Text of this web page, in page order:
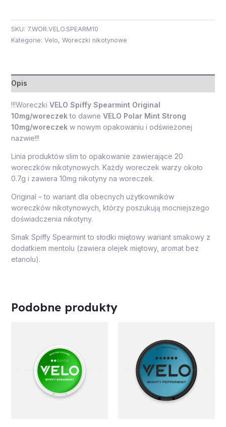
SKU: 7.WOR.VELO.SPEARM10
Kategorie: Velo, Woreczki nikotynowe
Opis
!!!Woreczki VELO Spiffy Spearmint Original
10mg/woreczekto dawne VELO Polar Mint Strong
10mg/woreczekw nowym opakowaniu i odświeżonej
nazwie!!!
Linia produktów slim to opakowanie zawierające 20
woreczków nikotynowych. Każdy woreczek warzy około
0.7g i zawiera 10mg nikotyny na woreczek.
Original – to wariant dla obecnych użytkowników
woreczków nikotynowych, którzy poszukują mocniejszego
doświadczenia nikotyny.
Smak Spiffy Spearmint to słodki miętowy wariant smakowy z
dodatkiem mentolu (zawiera olejek miętowy, aromat bez
etanolu).
Podobne produkty